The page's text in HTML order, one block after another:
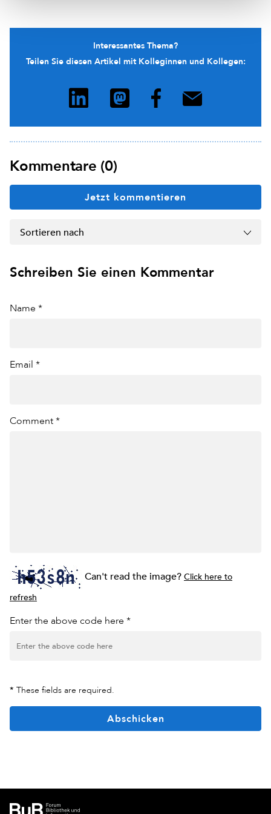
Interessantes Thema?
Teilen Sie diesen Artikel mit Kolleginnen und Kollegen:
Kommentare (0)
Jetzt kommentieren
Sortieren nach
Schreiben Sie einen Kommentar
Name *
Email *
Comment *
Can't read the image?Click here to
refresh
Enter the above code here *
* These fields are required.
Abschicken